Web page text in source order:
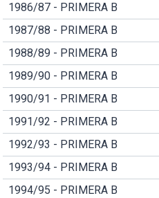
1986/87 - PRIMERA B
1987/88 - PRIMERA B
1988/89 - PRIMERA B
1989/90 - PRIMERA B
1990/91 - PRIMERA B
1991/92 - PRIMERA B
1992/93 - PRIMERA B
1993/94 - PRIMERA B
1994/95 - PRIMERA B